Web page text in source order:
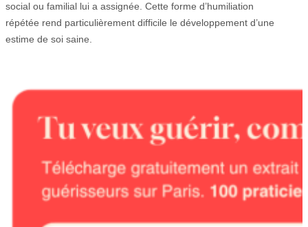
social ou familial lui a assignée. Cette forme d’humiliation
répétée rend particulièrement difficile le développement d’une
estime de soi saine.